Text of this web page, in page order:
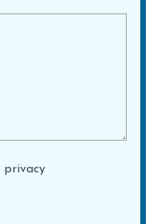
privacy